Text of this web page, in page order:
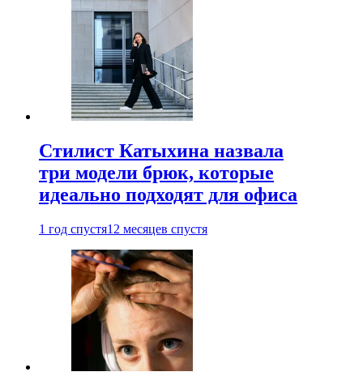
Стилист Катыхина назвала
три модели брюк, которые
идеально подходят для офиса
1 год спустя12 месяцев спустя